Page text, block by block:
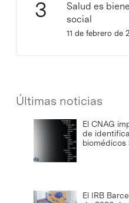
Salud es
social
11 de febrero de
Últimas noticias
El CNAG
de
biomédicos
El IRB